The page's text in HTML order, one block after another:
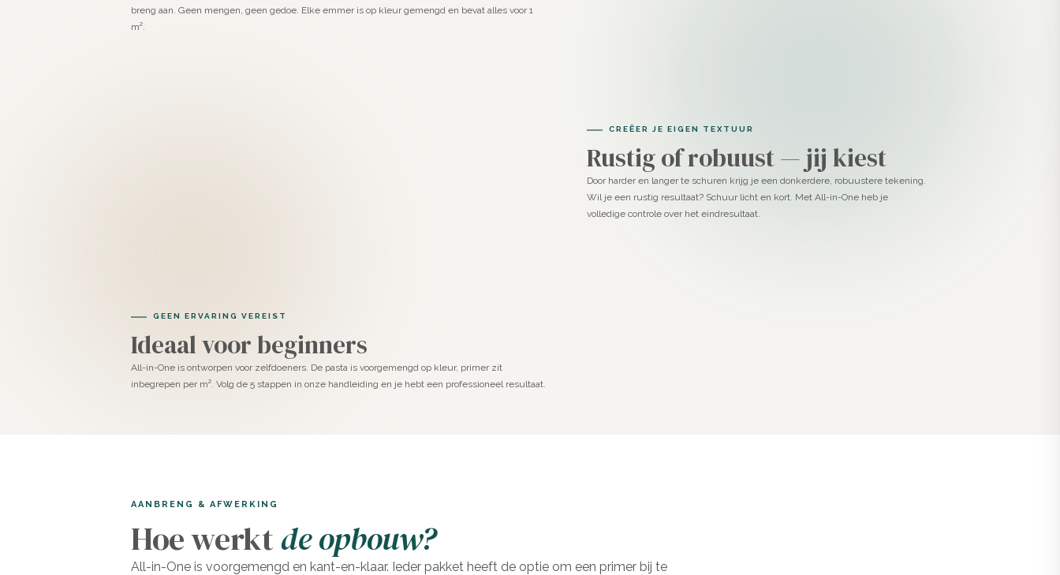
breng aan. Geen mengen, geen gedoe. Elke emmer is op kleur gemengd en bevat alles voor 1
m².
CREËER JE EIGEN TEXTUUR
Rustig of robuust — jij kiest
Door harder en langer te schuren krijg je een donkerdere, robuustere tekening.
Wil je een rustig resultaat? Schuur licht en kort. Met All-in-One heb je
volledige controle over het eindresultaat.
GEEN ERVARING VEREIST
Ideaal voor beginners
All-in-One is ontworpen voor zelfdoeners. De pasta is voorgemengd op kleur, primer zit
inbegrepen per m². Volg de 5 stappen in onze handleiding en je hebt een professioneel resultaat.
AANBRENG & AFWERKING
Hoe werktde opbouw?
All-in-One is voorgemengd en kant-en-klaar. Ieder pakket heeft de optie om een primer bij te